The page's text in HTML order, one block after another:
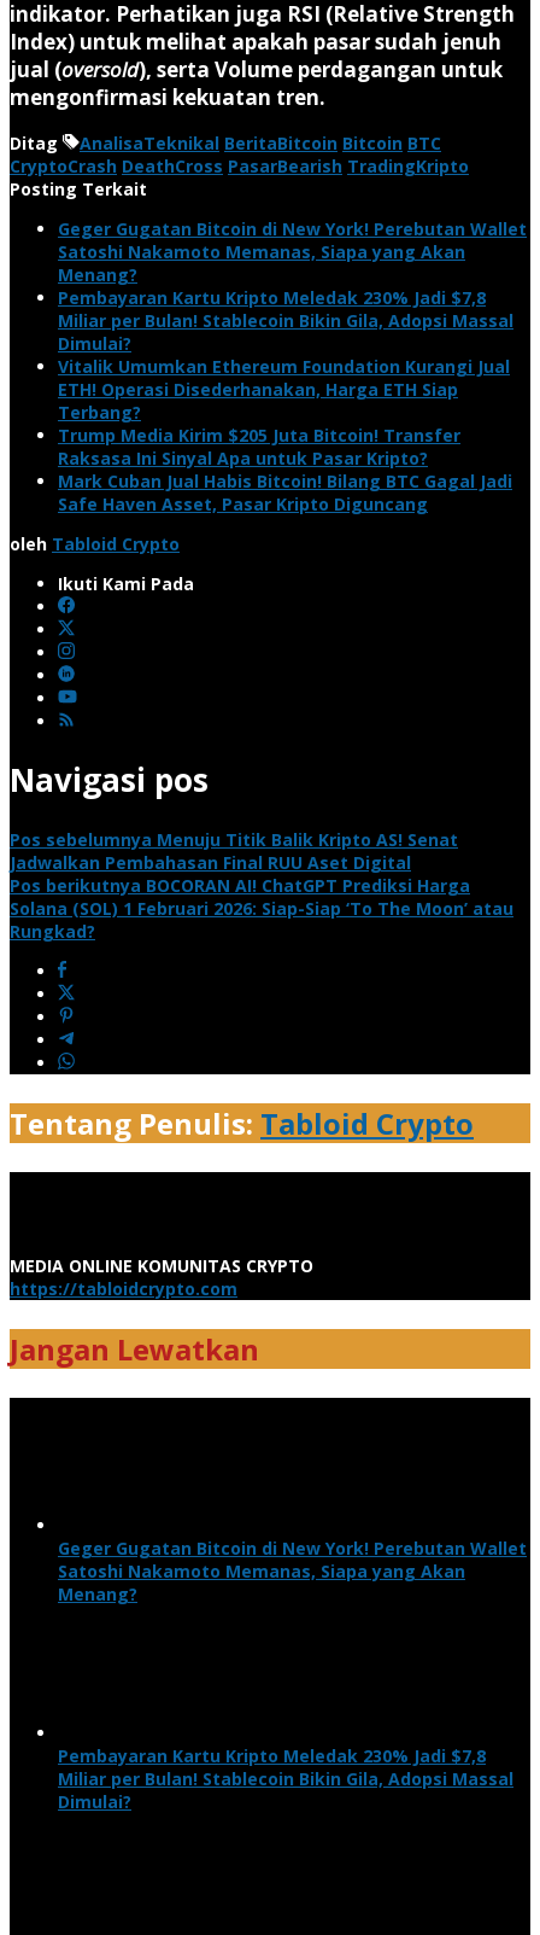
indikator. Perhatikan juga RSI (Relative Strength
Index) untuk melihat apakah pasar sudah jenuh
jual (oversold), serta Volume perdagangan untuk
mengonfirmasi kekuatan tren.
Ditag AnalisaTeknikal BeritaBitcoin Bitcoin BTC
CryptoCrash DeathCross PasarBearish TradingKripto
Posting Terkait
Geger Gugatan Bitcoin di New York! Perebutan Wallet
Satoshi Nakamoto Memanas, Siapa yang Akan
Menang?
Pembayaran Kartu Kripto Meledak 230% Jadi $7,8
Miliar per Bulan! Stablecoin Bikin Gila, Adopsi Massal
Dimulai?
Vitalik Umumkan Ethereum Foundation Kurangi Jual
ETH! Operasi Disederhanakan, Harga ETH Siap
Terbang?
Trump Media Kirim $205 Juta Bitcoin! Transfer
Raksasa Ini Sinyal Apa untuk Pasar Kripto?
Mark Cuban Jual Habis Bitcoin! Bilang BTC Gagal Jadi
Safe Haven Asset, Pasar Kripto Diguncang
oleh Tabloid Crypto
Ikuti Kami Pada
Navigasi pos
Pos sebelumnya Menuju Titik Balik Kripto AS! Senat
Jadwalkan Pembahasan Final RUU Aset Digital
Pos berikutnya BOCORAN AI! ChatGPT Prediksi Harga
Solana (SOL) 1 Februari 2026: Siap-Siap ‘To The Moon’ atau
Rungkad?
Tentang Penulis: Tabloid Crypto
MEDIA ONLINE KOMUNITAS CRYPTO
https://tabloidcrypto.com
Jangan Lewatkan
Geger Gugatan Bitcoin di New York! Perebutan Wallet
Satoshi Nakamoto Memanas, Siapa yang Akan
Menang?
Pembayaran Kartu Kripto Meledak 230% Jadi $7,8
Miliar per Bulan! Stablecoin Bikin Gila, Adopsi Massal
Dimulai?